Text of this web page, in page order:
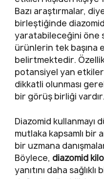
Bazı araştırmalar,
birleştiğinde
yaratabileceğini öne
ürünlerin tek başına
belirtmektedir.
potansiyel yan etkileri
dikkatli olunması
bir görüş birliği vardır.
Diazomid kullanmayı
mutlaka kapsamlı bir
bir uzmana
Böylece, diazomid
yanıtını daha sağlıklı